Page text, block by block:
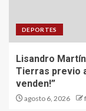
DEPORTES
Lisandro
Tierras previo
venden!”
agosto 6, 2026